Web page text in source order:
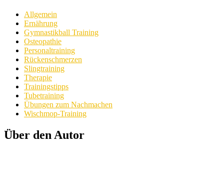
Allgemein
Ernährung
Gymnastikball Training
Osteopathie
Personaltraining
Rückenschmerzen
Slingtraining
Therapie
Trainingstipps
Tubetraining
Übungen zum Nachmachen
Wischmop-Training
Über den Autor